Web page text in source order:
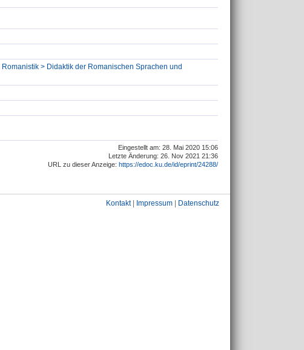
> Didaktik der Romanischen Sprachen und
Eingestellt am: 28. Mai 2020 15:06
Letzte Änderung: 26. Nov 2021 21:36
URL zu dieser Anzeige: https://edoc.ku.de/id/eprint/24288/
Kontakt| Impressum Datenschutz